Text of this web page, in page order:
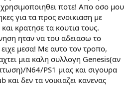
ποτε! Απο οσο μου
για τα προς ενοικιαση με
κρατησε τα κουτια τους.
ηταν να του αδειασω το
ειχε μεσα! Με αυτο τον τροπο,
μια καλη συλλογη Genesis(αν
Ν64/PS1 μιας και σιγουρα
και δεν τα νοικιαζει κανενας